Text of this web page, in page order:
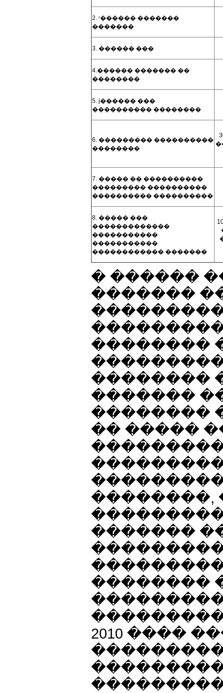
2. ʳ������ �������
�������
3. ������ ���
4.������ ������� ��
��������
5. ϳ������ ���
���������� ��������
6. ��������� ����������
��������
7. ����� �� ����������
��������� ����������
���������� ����������
8. ����� ���
�������������
�����������
�����������
������������ �������
� ������
�������
��������
��������
�������
��������
�� �����
��������,
�������
��������
2010 ����